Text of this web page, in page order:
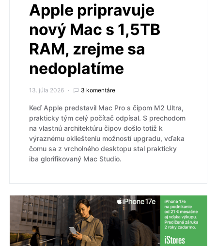
Apple pripravuje
nový Mac s 1,5TB
RAM, zrejme sa
nedoplatíme
13. júla 2026 3 komentáre
Keď Apple predstavil Mac Pro s čipom M2 Ultra,
prakticky tým celý počítač odpísal. S prechodom
na vlastnú architektúru čipov došlo totiž k
výraznému okliešteniu možností upgradu, vďaka
čomu sa z vrcholného desktopu stal prakticky
iba glorifikovaný Mac Studio.